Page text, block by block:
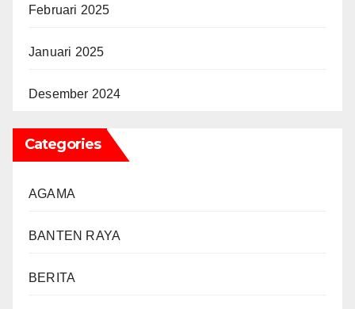
Februari 2025
Januari 2025
Desember 2024
Categories
AGAMA
BANTEN RAYA
BERITA